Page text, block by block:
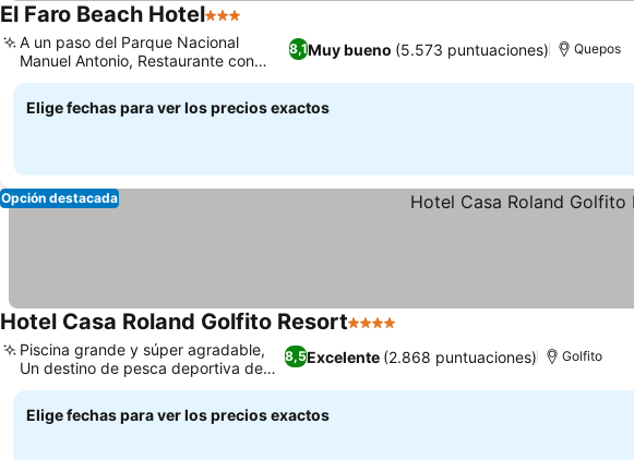
El Faro Beach Hotel3 Estrellas
8,1Muy bueno (5.573 puntuaciones)
A un paso del Parque Nacional
Manuel Antonio, Restaurante con
vistas increíbles
Quepos
Elige fechas para ver los precios exactos
Opción destacada
Hotel Casa Roland Golfito Resort4 Estrellas
8,5Excelente (2.868 puntuaciones)
Piscina grande y súper agradable,
Un destino de pesca deportiva de
primera
Golfito
Elige fechas para ver los precios exactos